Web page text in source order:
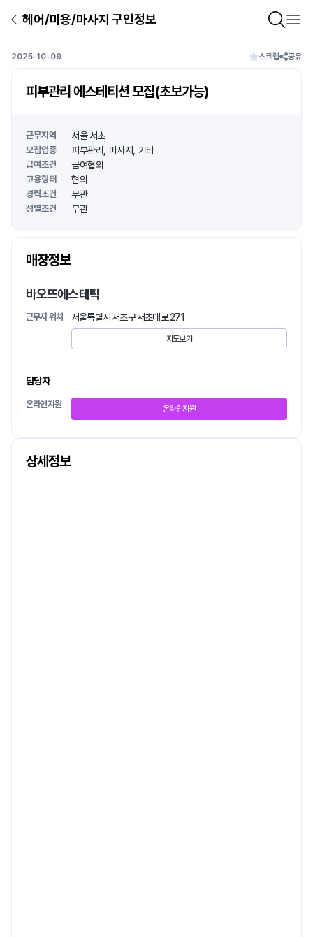
헤어/미용/마사지 구인정보
2025-10-09 스크랩 공유
피부관리 에스테티션 모집(초보가능)
근무지역 서울 서초
모집업종 피부관리 마사지 기타
급여조건 급여협의
고용형태 협의
경력조건 무관
성별조건 무관
매장정보
바오뜨에스테틱
근무지 위치 서울특별시 서초구 서초대로 271
지도보기
담당자
온라인지원 온라인지원
상세정보